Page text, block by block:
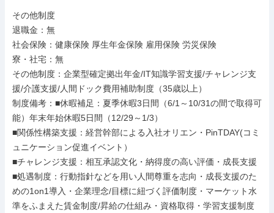
その他制度
退職金：無
社会保険：健康保険 厚生年金保険 雇用保険 労災保険
寮・社宅：無
その他制度：企業型確定拠出年金/IT知識学習支援/チャレンジ支
援/介護支援/人間ドック費用補助制度（35歳以上）
制度備考：■休暇補足：夏季休暇3日間（6/1～10/31の間で取得可
能）年末年始休暇5日間（12/29～1/3）
■関係性構築支援：経営幹部による入社オリエン・PinTDAY(コミ
ュニケーション促進イベント）
■チャレンジ支援：相互承認文化・納得度の高い評価・成長支援
■処遇制度：行動指針などを用い人間尊重を志向・成長支援のた
めの1on1導入・企業理念/目標に紐づく評価制度・マーケット水
準をふまえた賃金制度/昇給の仕組み・資格取得・学習支援制度